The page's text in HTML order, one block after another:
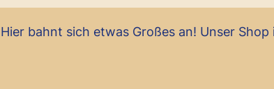
Hier bahnt sich etwas Großes an! Unser